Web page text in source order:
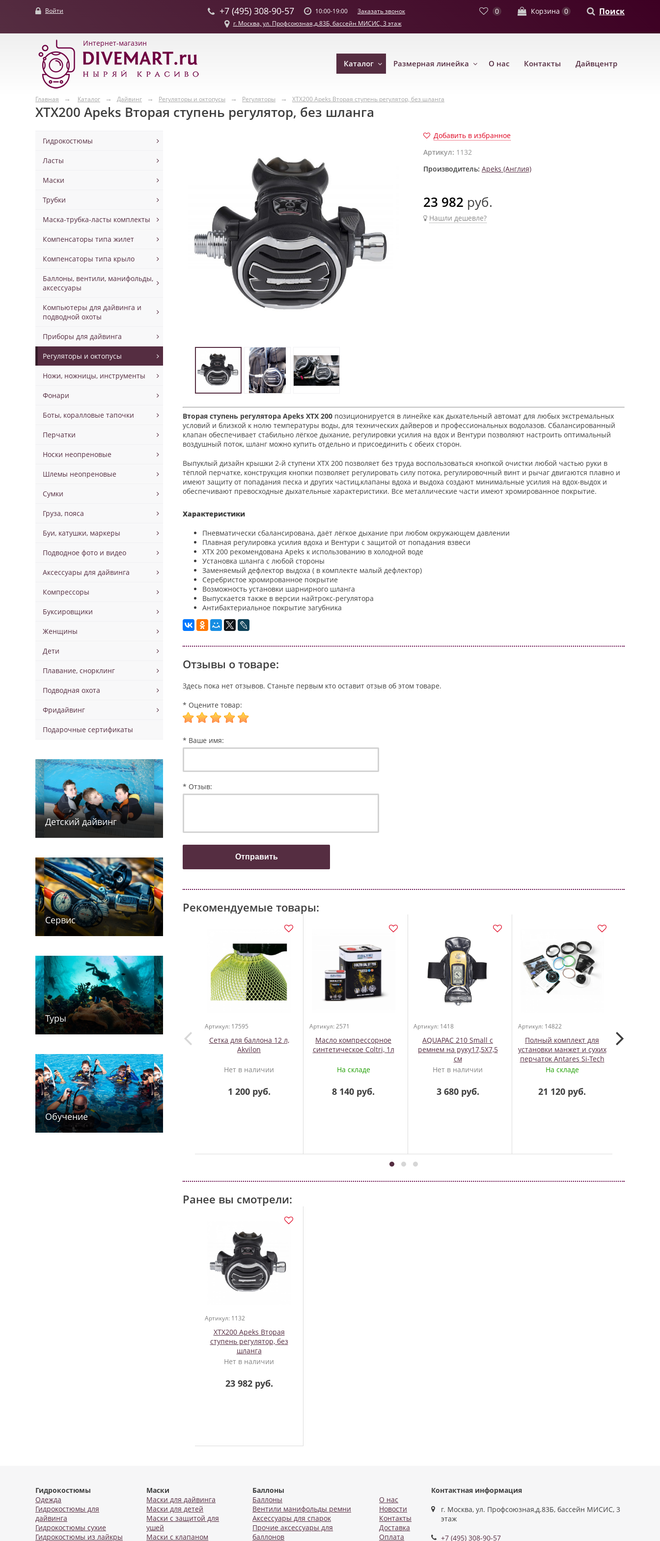
Войти +7 (495) 308-90-57 10:00-19:00 Заказать звонок 0 Корзина 0 Поиск
г. Москва, ул. Профсоюзная,д.83Б, бассейн МИСИС, 3 этаж
Интернет-магазин
Каталог Размерная линейка О нас Контакты Дайвцентр
Главная Каталог Дайвинг Регуляторы и октопусы Регуляторы XTX200 Apeks Вторая ступень регулятор, без шланга
XTX200 Apeks Вторая ступень регулятор, без шланга
Гидрокостюмы
Ласты
Маски
Трубки
Маска-трубка-ласты комплекты
Компенсаторы типа жилет
Компенсаторы типа крыло
Баллоны, вентили, манифольды,
аксессуары
Компьютеры для дайвинга и
подводной охоты
Приборы для дайвинга
Регуляторы и октопусы
Ножи, ножницы, инструменты
Фонари
Боты, коралловые тапочки
Перчатки
Носки неопреновые
Шлемы неопреновые
Сумки
Груза, пояса
Буи, катушки, маркеры
Подводное фото и видео
Аксессуары для дайвинга
Компрессоры
Буксировщики
Женщины
Дети
Плавание, снорклинг
Подводная охота
Фридайвинг
Подарочные сертификаты
Детский дайв­­инг
Сервис
Туры
Обучение
Добавить в избранное
Артикул: 1132
Производитель: Apeks (Англия)
23 982 руб.
Нашли дешевле?
Вторая ступень регулятора Apeks XTX 200 позиционируется в линейке как дыхательный автомат для любых экстремальных
условий и близкой к нолю температуры воды, для технических дайверов и профессиональных водолазов. Сбалансированный
клапан обеспечивает стабильно лёгкое дыхание, регулировки усилия на вдох и Вентури позволяют настроить оптимальный
воздушный поток, шланг можно купить отдельно и присоединить с обеих сторон.
Выпуклый дизайн крышки 2-й ступени XTX 200 позволяет без труда воспользоваться кнопкой очистки любой частью руки в
тёплой перчатке, конструкция кнопки позволяет регулировать силу потока, регулировочный винт и рычаг двигаются плавно и
имеют защиту от попадания песка и других частиц,клапаны вдоха и выдоха создают минимальные усилия на вдох-выдох и
обеспечивают превосходные дыхательные характеристики. Все металлические части имеют хромированное покрытие.
Характеристики
Пневматически сбалансирована, даёт лёгкое дыхание при любом окружающем давлении
Плавная регулировка усилия вдоха и Вентури с защитой от попадания взвеси
XTX 200 рекомендована Apeks к использованию в холодной воде
Установка шланга с любой стороны
Заменяемый дефлектор выдоха ( в комплекте малый дефлектор)
Серебристое хромированное покрытие
Возможность установки шарнирного шланга
Выпускается также в версии найтрокс-регулятора
Антибактериальное покрытие загубника
Отзывы о товаре:
Здесь пока нет отзывов. Станьте первым кто оставит отзыв об этом товаре.
* Оцените товар:
* Ваше имя:
* Отзыв:
Рекомендуемые товары:
Артикул: 17595
Сетка для баллона 12 л,
Akvilon
Нет в наличии
1 200 руб.
Артикул: 2571
Масло компрессорное
синтетическое Coltri, 1л
На складе
8 140 руб.
Артикул: 1418
AQUAPAC 210 Small с
ремнем на руку17,5Х7,5
см
Нет в наличии
3 680 руб.
Артикул: 14822
Полный комплект для
установки манжет и сухих
перчаток Antares Si-Tech
(60600)
На складе
21 120 руб.
Ранее вы смотрели:
Артикул: 1132
XTX200 Apeks Вторая
ступень регулятор, без
шланга
Нет в наличии
23 982 руб.
Гидрокостюмы
Одежда
Гидрокостюмы для
дайвинга
Гидрокостюмы сухие
Гидрокостюмы из лайкры
Маски
Маски для дайвинга
Маски для детей
Маски с защитой для
ушей
Маски с клапаном
Баллоны
Баллоны
Вентили манифольды ремни
Аксессуары для спарок
Прочие аксессуары для
баллонов
О нас
Новости
Контакты
Доставка
Оплата
Контактная информация
г. Москва, ул. Профсоюзная,д.83Б, бассейн МИСИС, 3
этаж
+7 (495) 308-90-57